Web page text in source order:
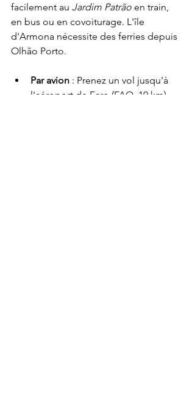
facilement au Jardim Patrão en train,
en bus ou en covoiturage. L'île
d'Armona nécessite des ferries depuis
Olhão Porto.
Par avion : Prenez un vol jusqu'à
l'aéroport de Faro (FAO, 10 km).